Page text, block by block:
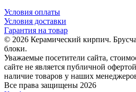
Условия оплаты
Условия доставки
Гарантия на товар
© 2026 Керамический кирпич.
блоки.
Уважаемые посетители сайта,
сайте не является публичной
наличие товаров у наших
Все права защищены 2026